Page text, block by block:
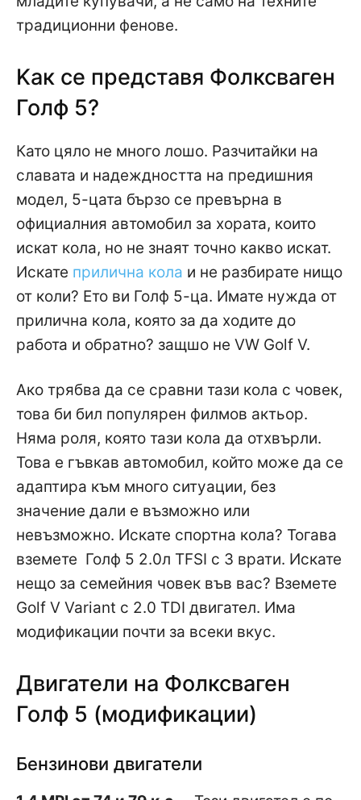
традиционни фенове.
Kак се представя Фолксваген
Голф 5?
Като цяло не много лошо. Разчитайки на
славата и надеждността на предишния
модел, 5-цата бързо се превърна в
официалния автомобил за хората, които
искат кола, но не знаят точно какво искат.
Искате прилична кола и не разбирате нищо
от коли? Ето ви Голф 5-ца. Имате нужда от
прилична кола, която за да ходите до
работа и обратно? защшо не VW Golf V.
Ако трябва да се сравни тази кола с човек,
това би бил популярен филмов актьор.
Няма роля, която тази кола да отхвърли.
Това е гъвкав автомобил, който може да се
адаптира към много ситуации, без
значение дали е възможно или
невъзможно. Искате спортна кола? Тогава
вземете Голф 5 2.0л TFSI с 3 врати. Искате
нещо за семейния човек във вас? Вземете
Golf V Variant с 2.0 TDI двигател. Има
модификации почти за всеки вкус.
Двигатели на Фолксваген
Голф 5 (модификации)
Бензинови двигатели